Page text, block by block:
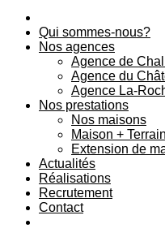
Qui sommes-nous?
Nos agences
Agence de
Agence du
Agence La-
Nos prestations
Nos maisons
Maison + Terrain
Extension de
Actualités
Réalisations
Recrutement
Contact